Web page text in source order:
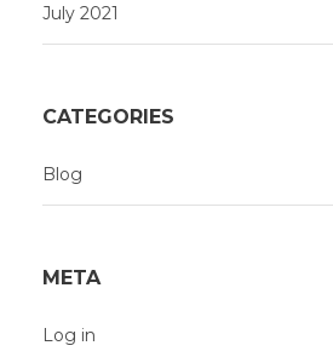
July 2021
CATEGORIES
Blog
META
Log in